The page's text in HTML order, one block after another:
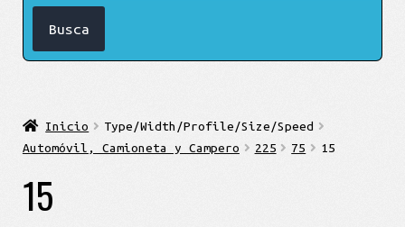
Inicio
Type/Width/Profile/Size/Speed
Automóvil, Camioneta y Campero
225 75 15
15